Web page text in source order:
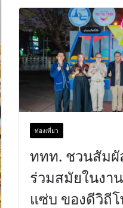
ท่องเที่ยว
ททท. ชวนสัมผั
ร่วมสมัยในงา
แซ่บ ของดีวิถี